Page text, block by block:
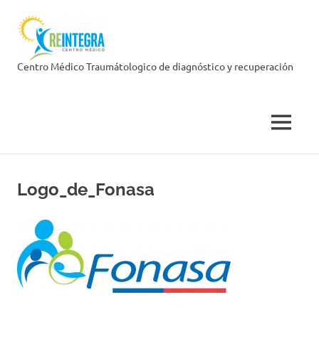
content
Médico
Centro Médico Traumátologico de diagnóstico y recuperación
MENU
Logo_de_Fonasa